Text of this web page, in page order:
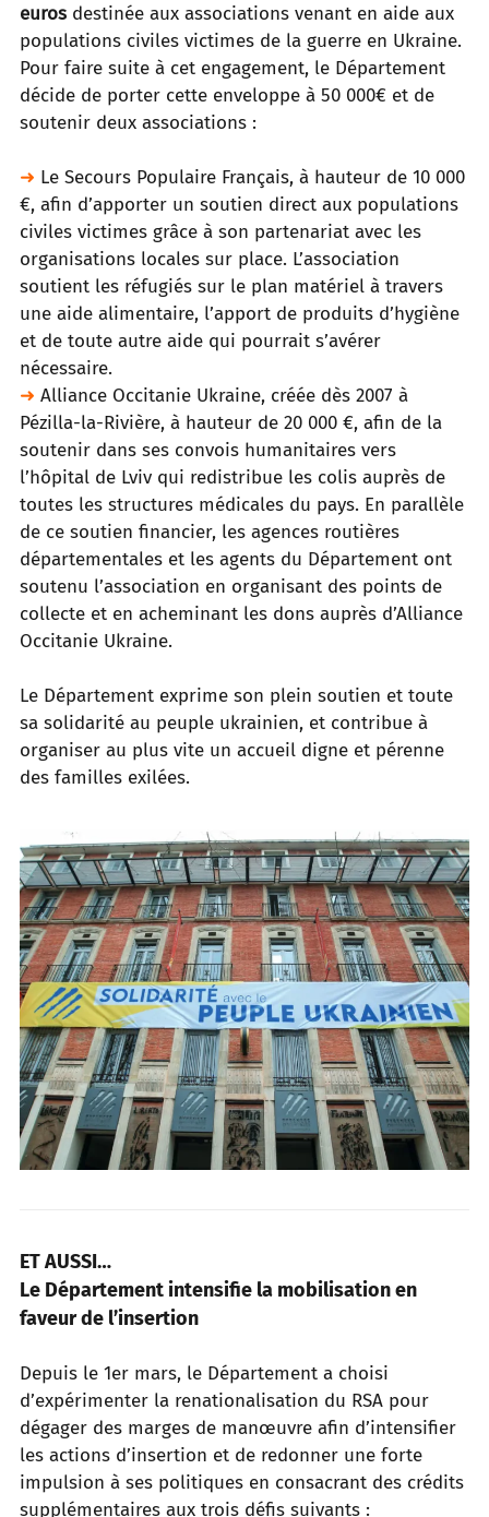
euros destinée aux associations venant en aide aux
populations civiles victimes de la guerre en Ukraine.
Pour faire suite à cet engagement, le Département
décide de porter cette enveloppe à 50 000€ et de
soutenir deux associations :
➜ Le Secours Populaire Français, à hauteur de 10 000
€, afin d’apporter un soutien direct aux populations
civiles victimes grâce à son partenariat avec les
organisations locales sur place. L’association
soutient les réfugiés sur le plan matériel à travers
une aide alimentaire, l’apport de produits d’hygiène
et de toute autre aide qui pourrait s’avérer
nécessaire.
➜ Alliance Occitanie Ukraine, créée dès 2007 à
Pézilla-la-Rivière, à hauteur de 20 000 €, afin de la
soutenir dans ses convois humanitaires vers
l’hôpital de Lviv qui redistribue les colis auprès de
toutes les structures médicales du pays. En parallèle
de ce soutien financier, les agences routières
départementales et les agents du Département ont
soutenu l’association en organisant des points de
collecte et en acheminant les dons auprès d’Alliance
Occitanie Ukraine.
Le Département exprime son plein soutien et toute
sa solidarité au peuple ukrainien, et contribue à
organiser au plus vite un accueil digne et pérenne
des familles exilées.
ET AUSSI…
Le Département intensifie la mobilisation en
faveur de l’insertion
Depuis le 1er mars, le Département a choisi
d’expérimenter la renationalisation du RSA pour
dégager des marges de manœuvre afin d’intensifier
les actions d’insertion et de redonner une forte
impulsion à ses politiques en consacrant des crédits
supplémentaires aux trois défis suivants :